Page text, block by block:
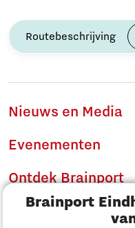
Brainport
Routebeschrijving
Nieuws en Media
Evenementen
Ontdek Brainport
Innovatie